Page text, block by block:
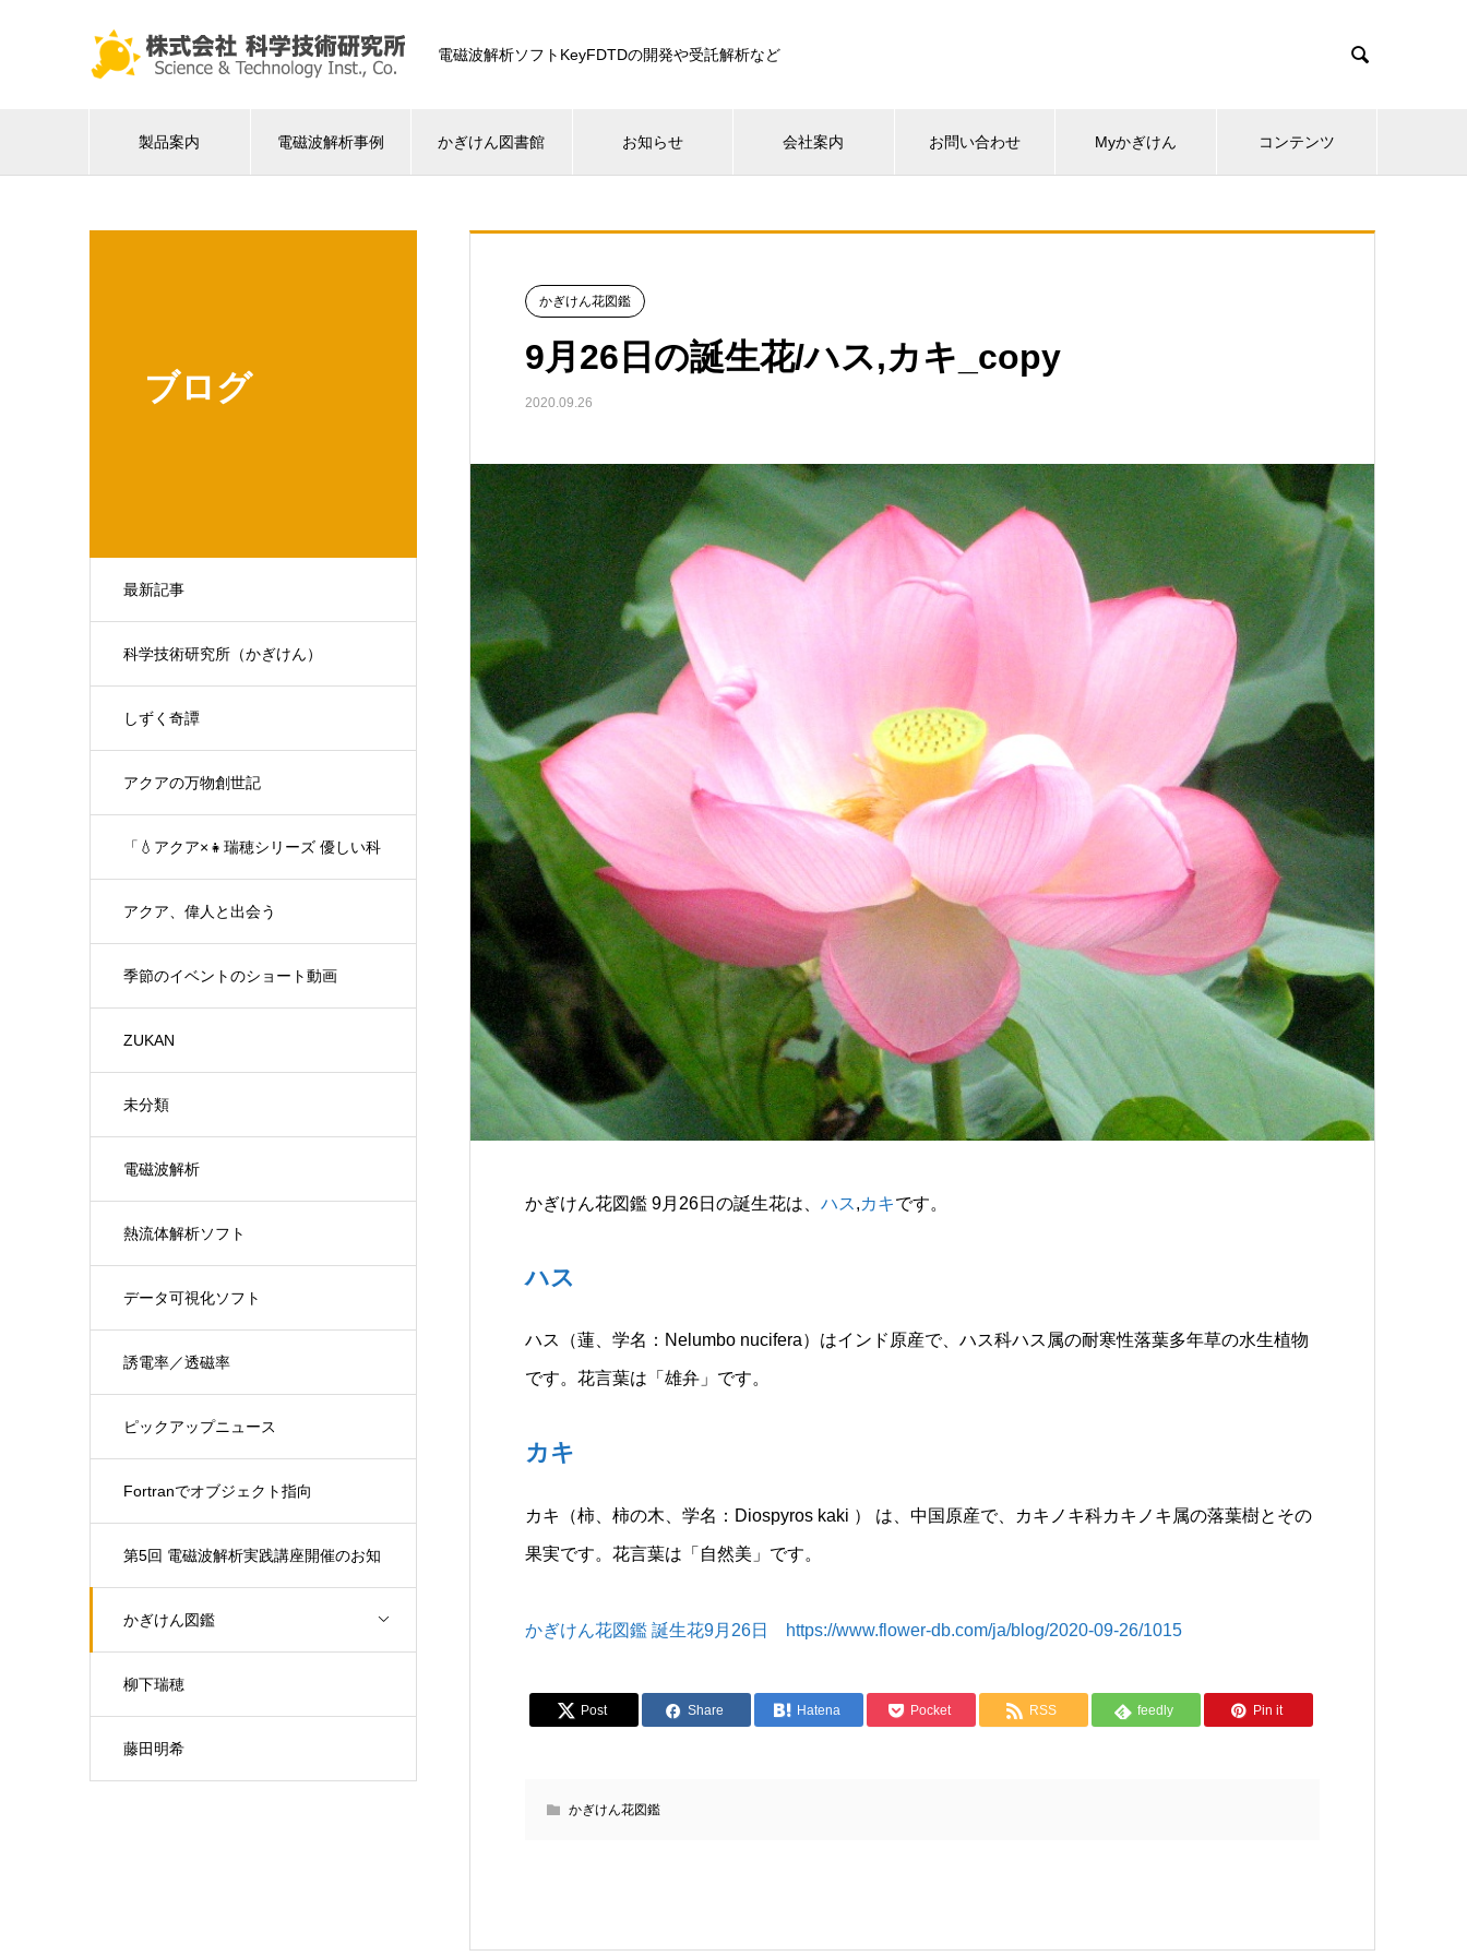
電磁波解析ソフトKeyFDTDの開発や受託解析など 
製品案内 電磁波解析事例 かぎけん図書館 お知らせ 会社案内 お問い合わせ Myかぎけん コンテンツ
ブログ
最新記事
科学技術研究所（かぎけん）
しずく奇譚
アクアの万物創世記
「💧アクア×👧瑞穂シリーズ 優しい科
学の対話」
アクア、偉人と出会う
季節のイベントのショート動画
ZUKAN
未分類
電磁波解析
熱流体解析ソフト
データ可視化ソフト
誘電率／透磁率
ピックアップニュース
Fortranでオブジェクト指向
第5回 電磁波解析実践講座開催のお知
らせ（開催日：9月30日)
かぎけん図鑑
柳下瑞穂
藤田明希
かぎけん花図鑑
9月26日の誕生花/ハス,カキ_copy
2020.09.26
かぎけん花図鑑 9月26日の誕生花は、 ハス,カキです。
ハス
ハス（蓮、学名：Nelumbo nucifera）はインド原産で、ハス科ハス属の耐寒性落葉多年草の水生植物
です。花言葉は「雄弁」です。
カキ
カキ（柿、柿の木、学名：Diospyros kaki ） は、中国原産で、カキノキ科カキノキ属の落葉樹とその
果実です。花言葉は「自然美」です。
かぎけん花図鑑 誕生花9月26日 https://www.flower-db.com/ja/blog/2020-09-26/1015
Post Share Hatena Pocket RSS feedly Pin it
かぎけん花図鑑